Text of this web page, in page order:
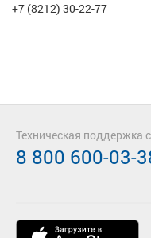
+7 (8212) 30-22-77
Техническая поддержка
8 800 600-03-